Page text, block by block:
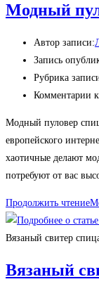
Модный
Автор записи:
Запись
Рубрика
Комментарии
Модный пуловер
европейского
хаотичные делают
потребуют от вас
Продолжить чтение
Вязаный свитер
Вязаный